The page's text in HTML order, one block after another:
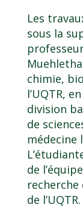
Les
sous la
chimie,
l’UQTR,
division
de
médecine
de
de l’UQTR.